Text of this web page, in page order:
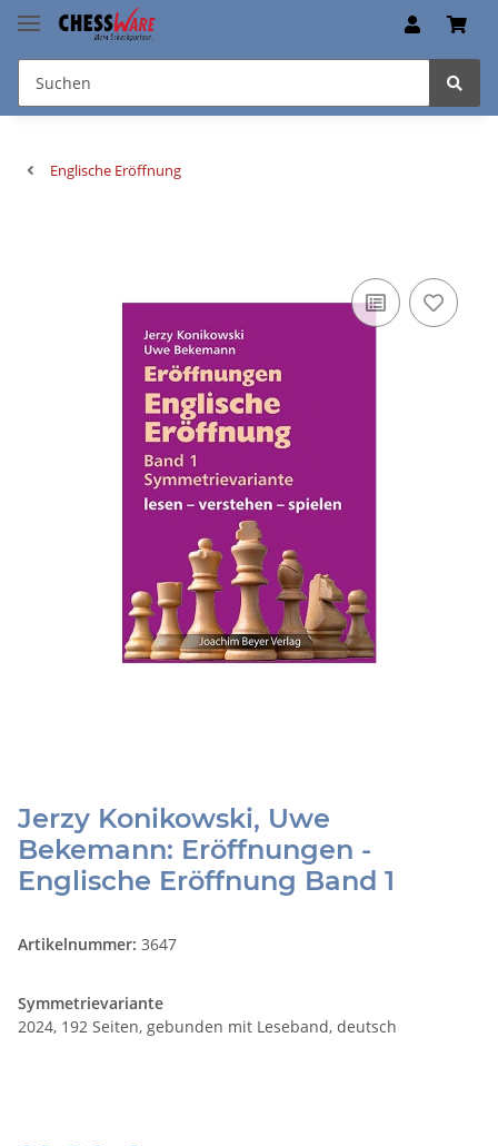
Englische Eröffnung
Jerzy Konikowski, Uwe
Bekemann: Eröffnungen -
Englische Eröffnung Band 1
Artikelnummer: 3647
Symmetrievariante
2024, 192 Seiten, gebunden mit Leseband, deutsch